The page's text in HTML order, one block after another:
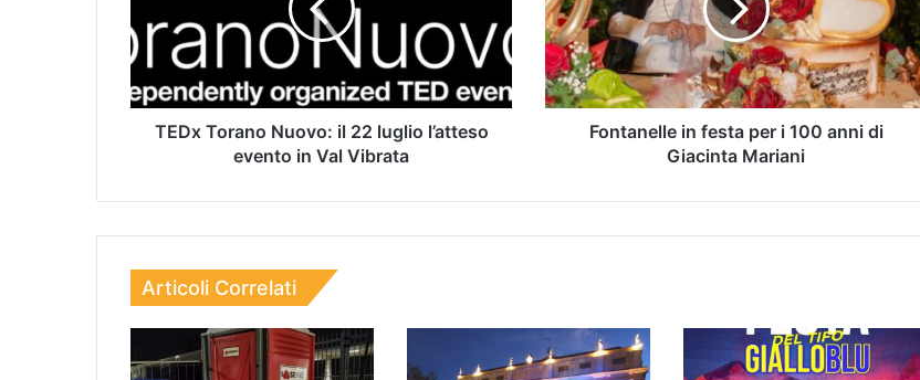
TEDx Torano Nuovo: il 22 luglio l’atteso
evento in Val Vibrata
Fontanelle in festa per i 100 anni di
Giacinta Mariani
Articoli Correlati